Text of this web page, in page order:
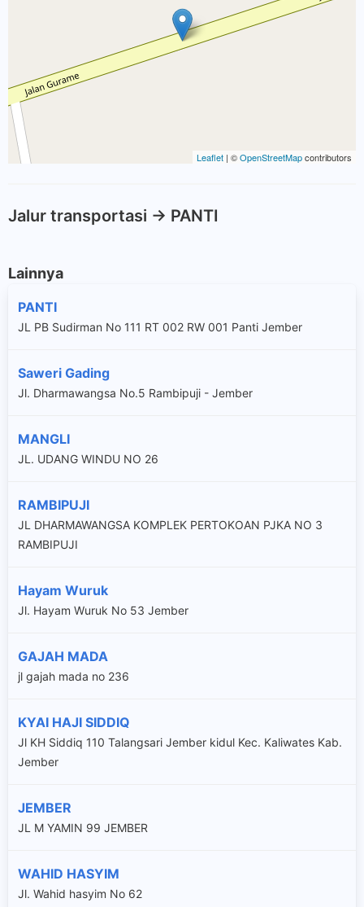
Leaflet | ©OpenStreetMapcontributors
Jalur transportasi -> PANTI
Lainnya
PANTI
JL PB Sudirman No 111 RT 002 RW 001 Panti Jember
Saweri Gading
Jl. Dharmawangsa No.5 Rambipuji - Jember
MANGLI
JL. UDANG WINDU NO 26
RAMBIPUJI
JL DHARMAWANGSA KOMPLEK PERTOKOAN PJKA NO 3
RAMBIPUJI
Hayam Wuruk
Jl. Hayam Wuruk No 53 Jember
GAJAH MADA
jl gajah mada no 236
KYAI HAJI SIDDIQ
Jl KH Siddiq 110 Talangsari Jember kidul Kec. Kaliwates Kab.
Jember
JEMBER
JL M YAMIN 99 JEMBER
WAHID HASYIM
Jl. Wahid hasyim No 62